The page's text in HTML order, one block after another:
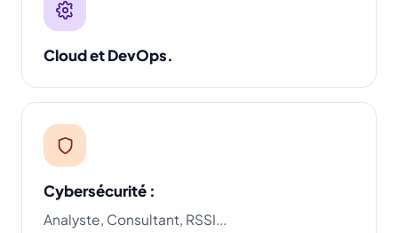
Cloud et DevOps.
Cybersécurité :
Analyste, Consultant, RSSI...